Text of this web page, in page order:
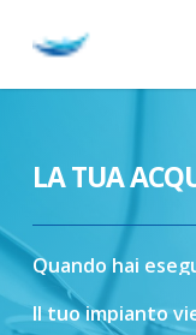
LA TUA
Quando hai
Il tuoimpianto